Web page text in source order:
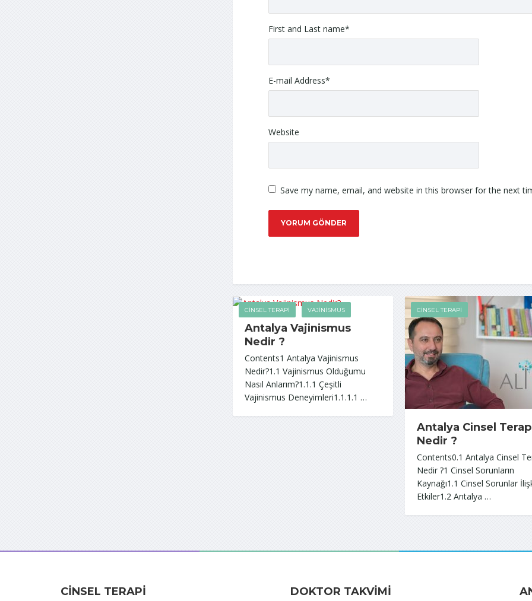
First and Last name*
E-mail Address*
Website
Save my name, email, and website in this browser for the next
CINSEL TERAPI VAJINISMUS
Antalya Vajinismus
Nedir ?
Contents1 Antalya Vajinismus
Nedir?1.1 Vajinismus Olduğumu
Nasıl Anlarım?1.1.1 Çeşitli
Vajinismus Deneyimleri1.1.1.1 …
CINSEL TERAPI
Antalya Cinsel
Nedir ?
Contents0.1 Antalya Cinsel
Nedir ?1 Cinsel Sorunların
Kaynağı1.1 Cinsel Sorunlar
Etkiler1.2 Antalya …
CINSEL TERAPI DOKTOR TAKVİMİ